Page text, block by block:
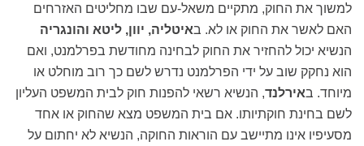
למשוך את החוק, מתקיים משאל-עם שבו מחליטים האזרחים
האם לאשר את החוק או לא. באיטליה, יוון, ליטא והונגריה
הנשיא יכול להחזיר את החוק לבחינה מחודשת בפרלמנט, ואם
הוא נחקק שוב על ידי הפרלמנט נדרש לשם כך רוב מוחלט או
מיוחד. באירלנד, הנשיא רשאי להפנות חוק לבית המשפט העליון
לשם בחינת חוקתיותו. אם בית המשפט מצא שהחוק או אחד
מסעיפיו אינו מתיישב עם הוראות החוקה, הנשיא לא יחתום על